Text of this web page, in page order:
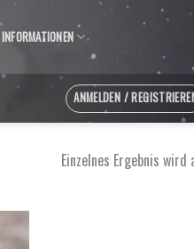
INFORMATIONEN
ANMELDEN /
Einzelnes Ergebnis wird